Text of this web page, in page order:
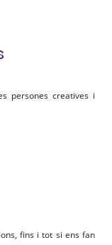
persones creatives i
fins i tot si ens fan